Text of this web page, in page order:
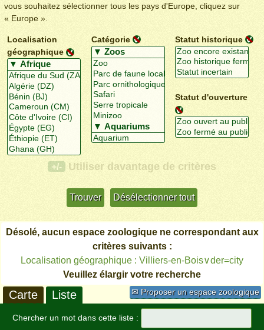
vous souhaitez sélectionner tous les pays d'Europe, cliquez sur
« Europe ».
Localisation
géographique
Catégorie Statut historique
Statut d'ouverture
+/- Utiliser davantage de critères
Désolé, aucun espace zoologique ne correspondant aux
critères suivants :
Localisation géographique : Villiers-en-Bois∨der=city
Veuillez élargir votre recherche
✉ Proposer un espace zoologique
Carte Liste
Chercher un mot dans cette liste :